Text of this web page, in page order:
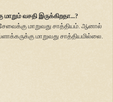
வசதி இருக்கிறதா...?
சேவைக்கு மாறுவது சாத்தியம். ஆனால்
மாறுவது சாத்தியமில்லை.